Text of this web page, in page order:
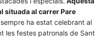
situada al carrer Pare
sempre ha estat celebrant al
les festes patronals de Sant